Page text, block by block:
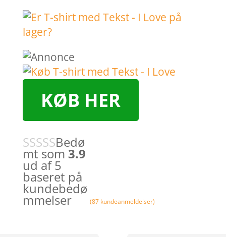
KØB HER
Bedø
mt som 3.9
ud af 5
baseret på
kundebedø
mmelser (87 kundeanmeldelser)